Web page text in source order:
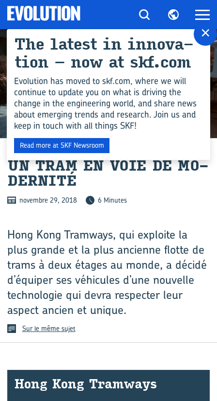
COMPÉTENCES EN INGÉNIERIE
UN TRAM EN VOIE DE MO­
DER­NI­TÉ
novembre 29, 2018 6 Minutes
Hong Kong Tramways, qui exploite la
plus grande et la plus ancienne flotte de
trams à deux étages au monde, a décidé
d’équiper ses véhicules d’une nouvelle
technologie qui devra respecter leur
aspect ancien et unique.
Sur le même sujet
Hong Kong Tram­ways
×
The la­test in in­no­va­
tion – now at skf.com
Evolution has moved to skf.com, where we will
continue to update you on what is driving the
change in the engineering world, and share news
about emerging trends and research. Join us and
keep in touch with all things SKF!
Read more at SKF Newsroom